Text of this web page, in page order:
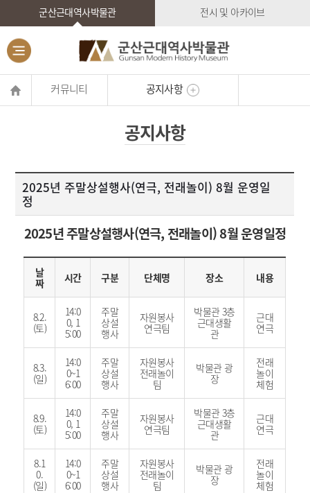
군산근대역사박물관 전시 및 아카이브
커뮤니티 공지사항
공지사항
2025년 주말상설행사(연극, 전래놀이) 8월 운영일
정
2025년 주말상설행사(연극, 전래놀이) 8월 운영일정
날
짜
시간 구분 단체명 장소 내용
8.2.
(토)
14:0
0, 1
5:00
주말
상설
행사
자원봉사
연극팀
박물관 3층
근대생활
관
근대
연극
8.3.
(일)
14:0
0~1
6:00
주말
상설
행사
자원봉사
전래놀이
팀
박물관 광
장
전래
놀이
체험
8.9.
(토)
14:0
0, 1
5:00
주말
상설
행사
자원봉사
연극팀
박물관 3층
근대생활
관
근대
연극
8.1
0.
(일)
14:0
0~1
6:00
주말
상설
행사
자원봉사
전래놀이
팀
박물관 광
장
전래
놀이
체험